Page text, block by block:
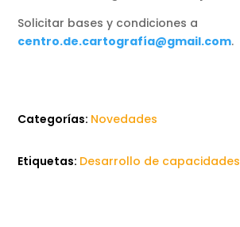
Solicitar bases y condiciones a
centro.de.cartografía@gmail.com.
Categorías: Novedades
Etiquetas: Desarrollo de capacidades